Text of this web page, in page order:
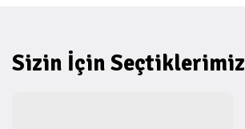
Sizin İçin Seçtiklerimiz